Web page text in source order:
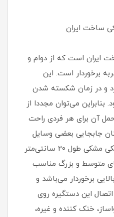
ساخت ایران
ایران است که از دوام و
برخوردار است. این
و در زمان شکسته شدن
می‌توان مجددا از
آن برای هر فردی راحت
جابجایی بعضی وسایل
وجود ندارد. دستگیره پلاستیکی مشکی طول 20 سانتی‌متر
متوسط و بزرگ مناسب
برخوردار می‌باشد و
این دستگیره روی
خنک کننده و غیره،